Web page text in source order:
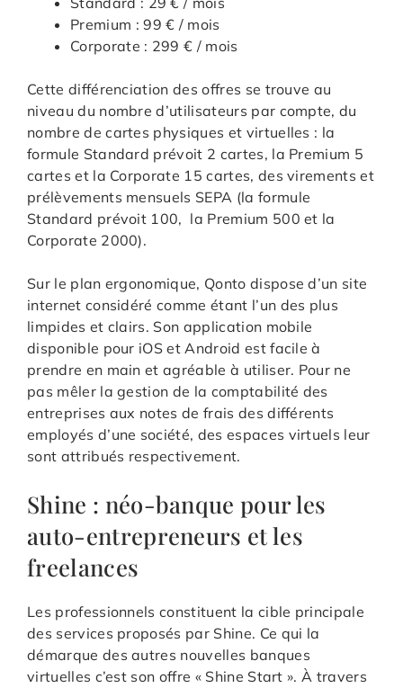
Premium : 99 € / mois
Corporate : 299 € / mois
Cette différenciation des offres se trouve au
niveau du nombre d’utilisateurs par compte, du
nombre de cartes physiques et virtuelles : la
formule Standard prévoit 2 cartes, la Premium 5
cartes et la Corporate 15 cartes, des virements et
prélèvements mensuels SEPA (la formule
Standard prévoit 100, la Premium 500 et la
Corporate 2000).
Sur le plan ergonomique, Qonto dispose d’un site
internet considéré comme étant l’un des plus
limpides et clairs. Son application mobile
disponible pour iOS et Android est facile à
prendre en main et agréable à utiliser. Pour ne
pas mêler la gestion de la comptabilité des
entreprises aux notes de frais des différents
employés d’une société, des espaces virtuels leur
sont attribués respectivement.
Shine : néo-banque pour les
auto-entrepreneurs et les
freelances
Les professionnels constituent la cible principale
des services proposés par Shine. Ce qui la
démarque des autres nouvelles banques
virtuelles c’est son offre « Shine Start ». À travers